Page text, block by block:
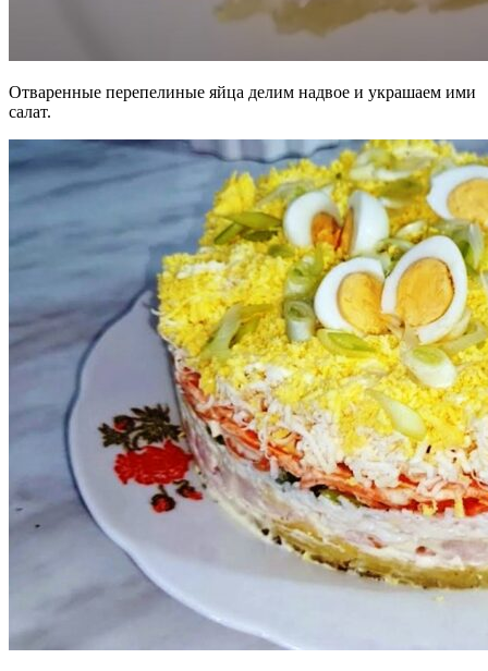
Отваренные перепелиные яйца делим надвое и украшаем ими
салат.